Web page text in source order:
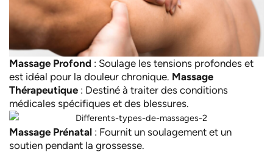
Massage Profond: Soulage les tensions profondes et
est idéal pour la douleur chronique. Massage
Thérapeutique: Destiné à traiter des conditions
médicales spécifiques et des blessures.
Massage Prénatal: Fournit un soulagement et un
soutien pendant la grossesse.